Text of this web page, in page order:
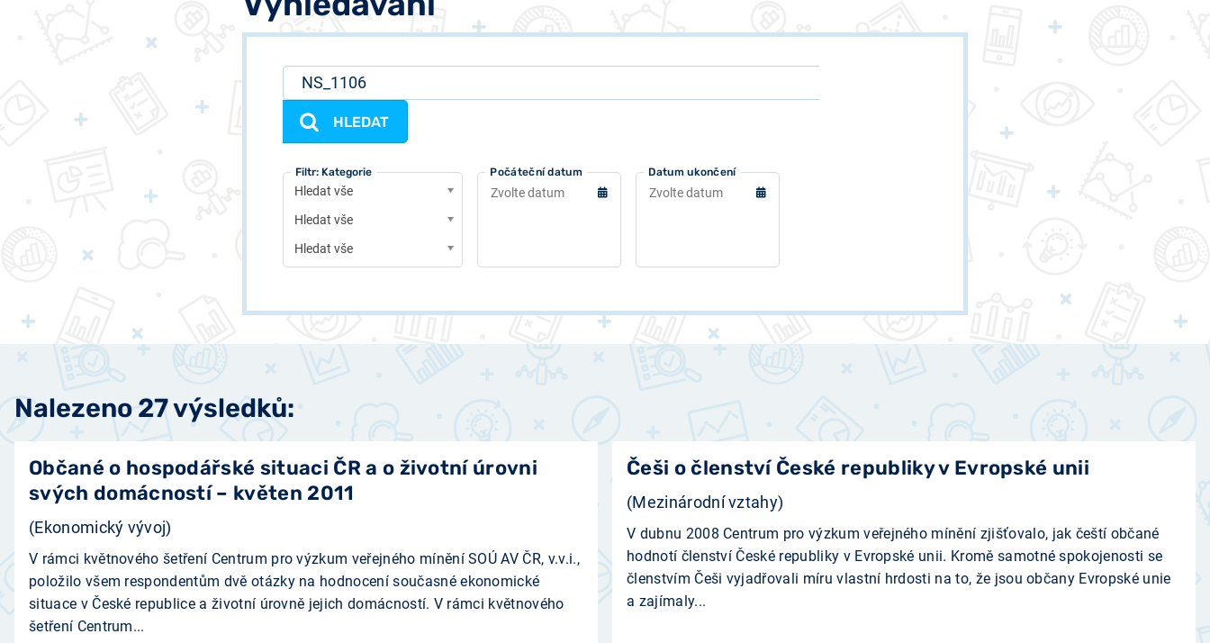
HLEDAT
Počáteční datum Datum ukončení
Filtr: Typ
Hledat vše
Filtr: Autor
Hledat vše
Filtr: Kategorie
Hledat vše
Nalezeno 27 výsledků:
Občané o hospodářské situaci ČR a o životní úrovni
svých domácností – květen 2011
(Ekonomický vývoj)
V rámci květnového šetření Centrum pro výzkum veřejného mínění SOÚ AV ČR, v.v.i.,
položilo všem respondentům dvě otázky na hodnocení současné ekonomické
situace v České republice a životní úrovně jejich domácností. V rámci květnového
šetření Centrum...
Češi o členství České republiky v Evropské unii
(Mezinárodní vztahy)
V dubnu 2008 Centrum pro výzkum veřejného mínění zjišťovalo, jak čeští občané
hodnotí členství České republiky v Evropské unii. Kromě samotné spokojenosti se
členstvím Češi vyjadřovali míru vlastní hrdosti na to, že jsou občany Evropské unie
a zajímaly...